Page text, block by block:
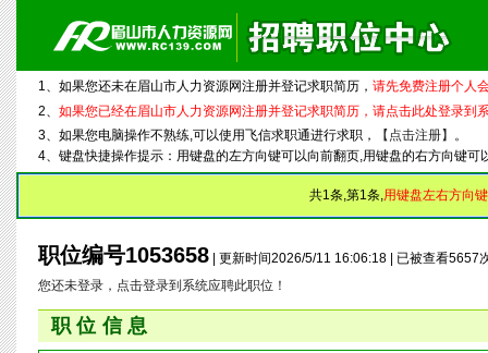
1、如果您还未在眉山市人力资源网注册并登记求职简历， 请先免费注册个人
2、 如果您已经在眉山市人力资源网注册并登记求职简历，请点击此处登录到
3、如果您电脑操作不熟练,可以使用飞信求职通进行求职，
【点击注册】 。
4、键盘快捷操作提示：用键盘的左方向键可以向前翻页,用键盘的右方向键
共1条,第1条,用键盘左右方向
职位编号1053658 | 更新时间2026/5/11 16:06:18 | 已被查看5657
您还未登录，点击登录到系统应聘此职位！
职位信息